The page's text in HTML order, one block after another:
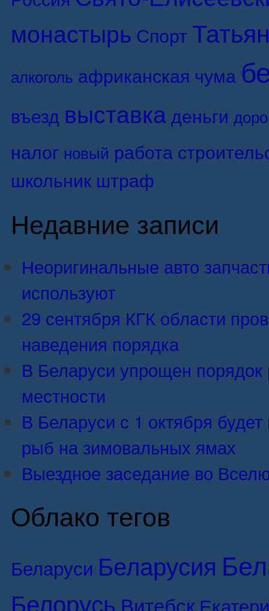
монастырь Спорт
алкоголь африканская чума
въезд выставкаденьги
налог новый работа
школьник штраф
Недавние записи
Неоригинальные авто
используют
29 сентября КГК области
наведения порядка
В Беларуси упрощен порядок
местности
В Беларуси с 1 октября
рыб на зимовальных ямах
Выездное заседание во
Облако тегов
Беларуси Беларусия
Белорусь Витебск